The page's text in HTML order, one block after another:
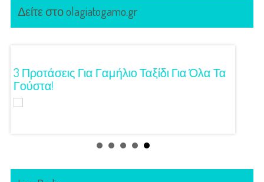
Δείτε στο olagiatogamo.gr
3 Προτάσεις Για Γαμήλιο Ταξίδι Για Όλα Τα
Γούστα!